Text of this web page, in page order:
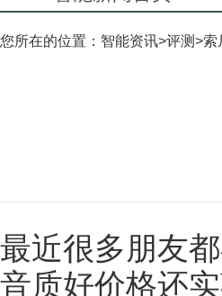
您所在的位置： 智能资讯>评测>索
最近很多朋友
音质好价格还